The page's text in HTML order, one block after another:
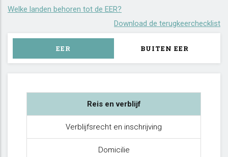
Welke landen behoren tot de EER?
Download de terugkeerchecklist
EER BUITEN EER
Reis en verblijf
Verblijfsrecht en inschrijving
Domicilie